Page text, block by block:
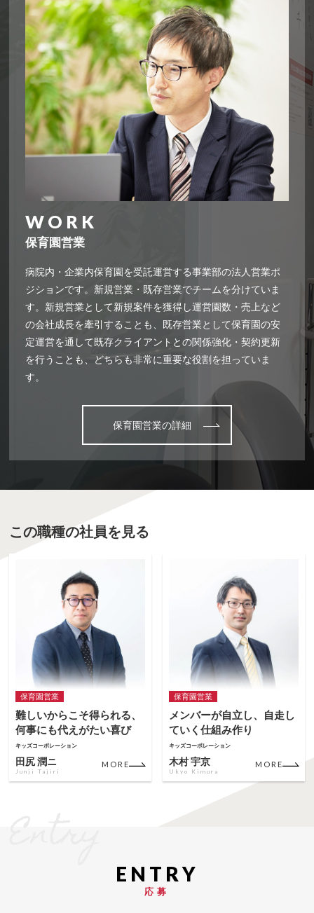
保育園営業
病院内・企業内保育園を受託運営する事業部の法人営業ポ
ジションです。新規営業・既存営業でチームを分けていま
す。新規営業として新規案件を獲得し運営園数・売上など
の会社成長を牽引することも、既存営業として保育園の安
定運営を通して既存クライアントとの関係強化・契約更新
を行うことも、どちらも非常に重要な役割を担っていま
す。
保育園営業の詳細
この職種の社員を見る
保育園営業
難しいからこそ得られる、
何事にも代えがたい喜び
キッズコーポレーション
田尻 潤ニ
Junji Tajiri
MORE
保育園営業
メンバーが自立し、自走し
ていく仕組み作り
キッズコーポレーション
木村 宇京
Ukyo Kimura
MORE
応募